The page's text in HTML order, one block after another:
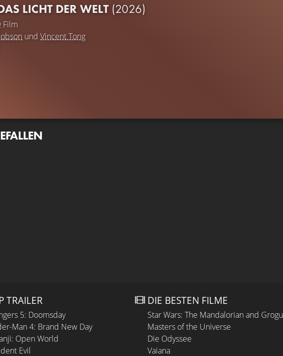
LICHT DER WELT (2026)
Film
und Vincent Tong
TRAILER
5: Doomsday
Man 4: Brand New Day
Open World
Evil
DIE BESTEN FILME
Star Wars: The Mandalorian and Grogu
Masters of the Universe
Die Odyssee
Vaiana